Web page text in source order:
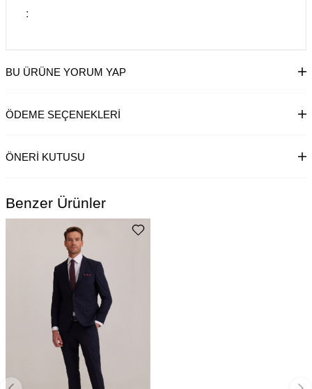
:
BU ÜRÜNE YORUM YAP
ÖDEME SEÇENEKLERI
ÖNERI KUTUSU
Benzer Ürünler